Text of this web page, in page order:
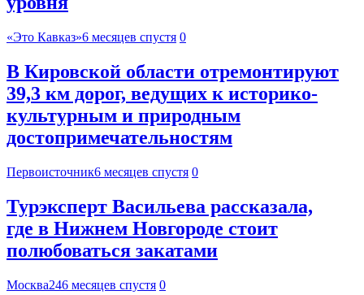
«Это Кавказ»6 месяцев спустя 0
В Кировской области отремонтируют
39,3 км дорог, ведущих к историко-
культурным и природным
достопримечательностям
Первоисточник6 месяцев спустя 0
Турэксперт Васильева рассказала,
где в Нижнем Новгороде стоит
полюбоваться закатами
Москва246 месяцев спустя 0